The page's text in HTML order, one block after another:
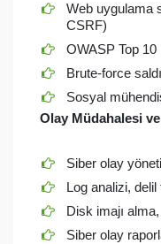
Web uygulama
CSRF)
OWASP Top 10
Brute-force
Sosyal
Olay Müdahalesi
Siber olay
Log analizi, delil
Disk imajı
Siber olay